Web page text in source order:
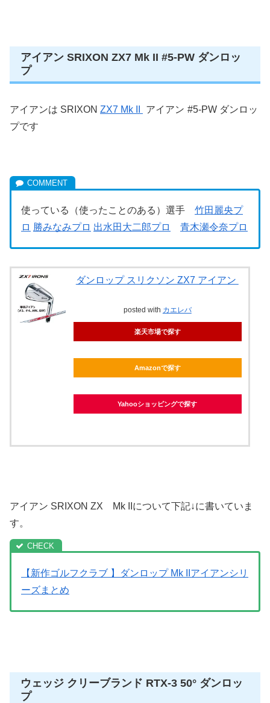
アイアン SRIXON ZX7 Mk II #5-PW ダンロッ
プ
アイアンは SRIXON ZX7 Mk II アイアン #5-PW ダンロッ
プです
使っている（使ったことのある）選手 竹田麗央プ
ロ 勝みなみプロ 出水田大二郎プロ 青木瀬令奈プロ
ダンロップ スリクソン ZX7 アイアン
posted with カエレバ
楽天市場で探す
Amazonで探す
Yahooショッピングで探す
アイアン SRIXON ZX Mk IIについて下記↓に書いていま
す。
【新作ゴルフクラブ 】ダンロップ Mk IIアイアンシリ
ーズまとめ
ウェッジ クリーブランド RTX-3 50° ダンロッ
プ